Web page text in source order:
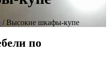
/ Высокие шкафы-купе
по